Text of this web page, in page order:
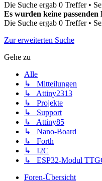
Die Suche ergab 0 Treffer •
Es wurden keine passenden
Die Suche ergab 0 Treffer •
Zur erweiterten Suche
Gehe zu
Alle
↳ Mitteilungen
↳ Attiny2313
↳ Projekte
↳ Support
↳ Attiny85
↳ Nano-Board
↳ Forth
↳ I2C
↳ ESP32-Modul
Foren-Übersicht